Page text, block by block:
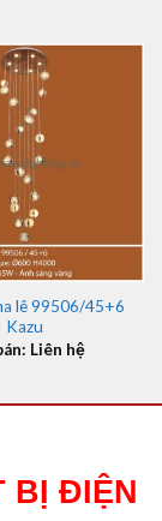
lê 99506/45+6
Kazu
Liên hệ
BỊ ĐIỆN